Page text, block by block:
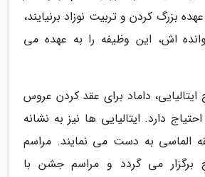
بزرگ کردن و تربیت نوزاد برنیایند،
اش، این وظیفه را به عهده می
داماد برای عقد کردن عروس
دارد. ایتالیایی ها نیز به نشانه
الماسی به دست می نمایند. مراسم
برگزار می گردد و مراسم جشن با